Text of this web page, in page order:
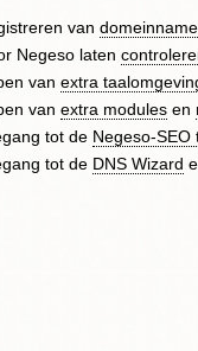
van
Negeso laten
van extra
van extra modulesen
tot de Negeso-SEO
tot de DNS Wizard